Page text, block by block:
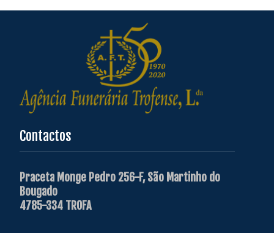
Contactos
Praceta Monge Pedro 256-F, São Martinho do
Bougado
4785-334 TROFA